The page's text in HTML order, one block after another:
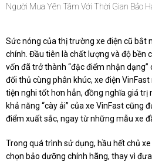
Người Mua Yên Tâm Với Thời Gian Bảo
Sức nóng của thị trường xe điện cũ bắt
chính. Đầu tiên là chất lượng và độ bền
vốn đã trở thành “đặc điểm nhận dạng”
đối thủ cùng phân khúc, xe điện
tiện nghi tốt hơn hẳn, đồng nghĩa giá trị
khả năng “cày ải” của xe VinFast cũng
điểm xuất sắc, ngay từ những mẫu xe
Trong quá trình sử dụng, hầu hếtchủ
chọn bảo dưỡng chính hãng, thay vì